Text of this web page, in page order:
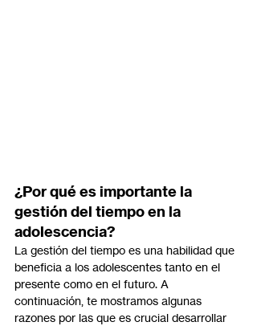
¿Por qué es importante la
gestión del tiempo en la
adolescencia?
La gestión del tiempo es una habilidad que
beneficia a los adolescentes tanto en el
presente como en el futuro. A
continuación, te mostramos algunas
razones por las que es crucial desarrollar